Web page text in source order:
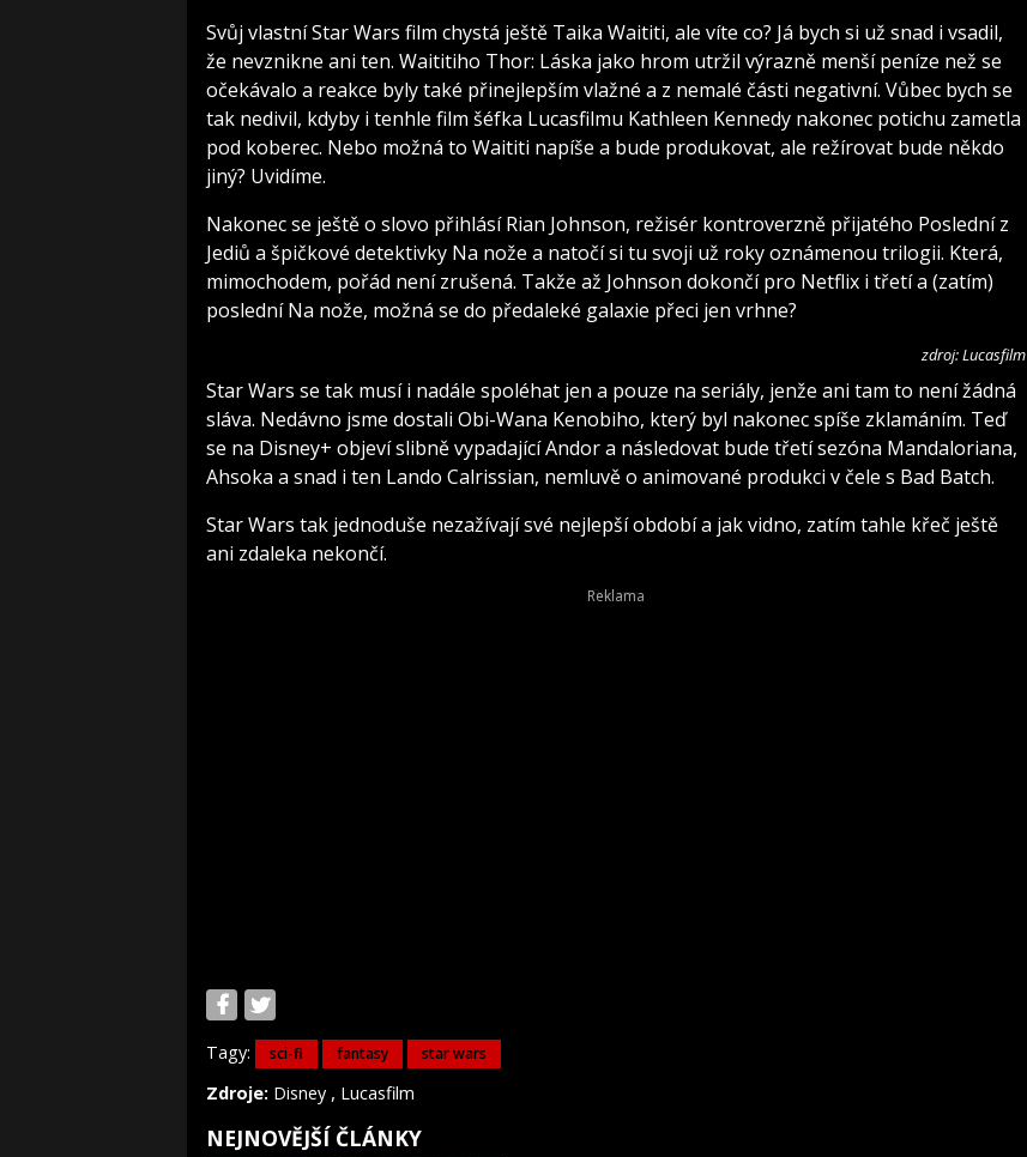
Svůj vlastní Star Wars film chystá ještě Taika Waititi, ale víte co? Já bych si už snad i vsadil,
že nevznikne ani ten. Waititiho Thor: Láska jako hrom utržil výrazně menší peníze než se
očekávalo a reakce byly také přinejlepším vlažné a z nemalé části negativní. Vůbec bych se
tak nedivil, kdyby i tenhle film šéfka Lucasfilmu Kathleen Kennedy nakonec potichu zametla
pod koberec. Nebo možná to Waititi napíše a bude produkovat, ale režírovat bude někdo
jiný? Uvidíme.
Nakonec se ještě o slovo přihlásí Rian Johnson, režisér kontroverzně přijatého Poslední z
Jediů a špičkové detektivky Na nože a natočí si tu svoji už roky oznámenou trilogii. Která,
mimochodem, pořád není zrušená. Takže až Johnson dokončí pro Netflix i třetí a (zatím)
poslední Na nože, možná se do předaleké galaxie přeci jen vrhne?
zdroj: Lucasfilm
Star Wars se tak musí i nadále spoléhat jen a pouze na seriály, jenže ani tam to není žádná
sláva. Nedávno jsme dostali Obi-Wana Kenobiho, který byl nakonec spíše zklamáním. Teď
se na Disney+ objeví slibně vypadající Andor a následovat bude třetí sezóna Mandaloriana,
Ahsoka a snad i ten Lando Calrissian, nemluvě o animované produkci v čele s Bad Batch.
Star Wars tak jednoduše nezažívají své nejlepší období a jak vidno, zatím tahle křeč ještě
ani zdaleka nekončí.
Tagy: sci-fi fantasy star wars
Zdroje: Disney , Lucasfilm
NEJNOVĚJŠÍ ČLÁNKY